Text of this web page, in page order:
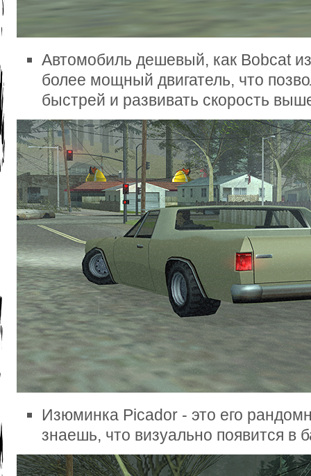
Автомобиль дешевый, как Bobcat
более мощный двигатель, что
быстрей и развивать скорость
Изюминка Picador - это его
знаешь, что визуально появится в